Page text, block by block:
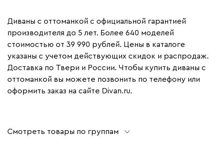
Диваны с оттоманкой с официальной гарантией
производителя до 5 лет. Более 640 моделей
стоимостью от 39 990 рублей. Цены в каталоге
указаны с учетом действующих скидок и распродаж.
Доставка по Твери и России. Чтобы купить диваны с
оттоманкой вы можете позвонить по телефону или
оформить заказ на сайте Divan.ru.
Смотреть товары по группам